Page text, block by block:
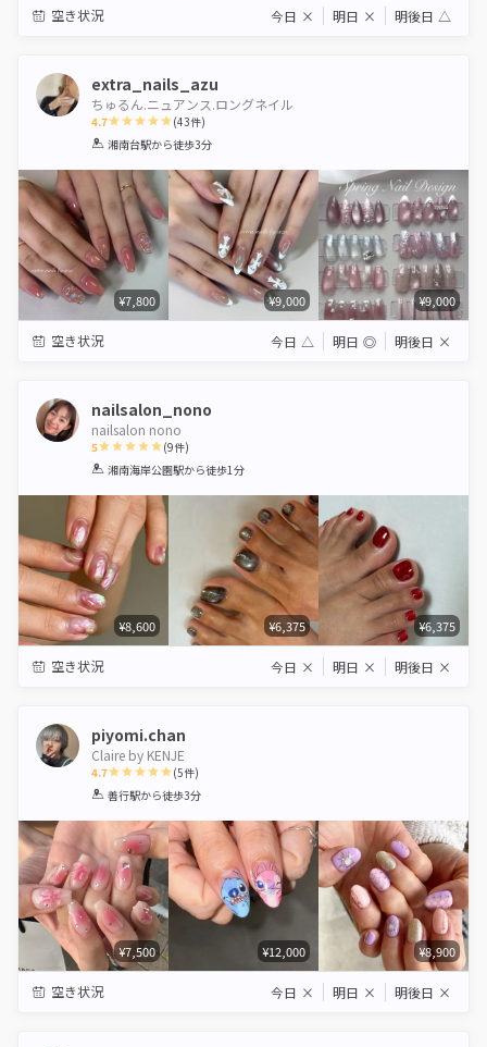
空き状況 今日 × 明日 × 明後日 △
extra_nails_azu
ちゅるん.ニュアンス.ロングネイル
4.7
1 2 3 4 5
(43件)
湘南台駅から徒歩3分
¥7,800 ¥9,000 ¥9,000
空き状況 今日 △ 明日 ◎ 明後日 ×
nailsalon_nono
nailsalon nono
5
1 2 3 4 5
(9件)
湘南海岸公園駅から徒歩1分
¥8,600 ¥6,375 ¥6,375
空き状況 今日 × 明日 × 明後日 ×
piyomi.chan
Claire by KENJE
4.7
1 2 3 4 5
(5件)
善行駅から徒歩3分
¥7,500 ¥12,000 ¥8,900
空き状況 今日 × 明日 × 明後日 ×